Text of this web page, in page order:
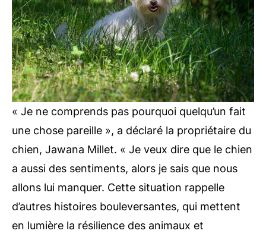
« Je ne comprends pas pourquoi quelqu’un fait
une chose pareille », a déclaré la propriétaire du
chien, Jawana Millet. « Je veux dire que le chien
a aussi des sentiments, alors je sais que nous
allons lui manquer. Cette situation rappelle
d’autres histoires bouleversantes, qui mettent
en lumière la résilience des animaux et